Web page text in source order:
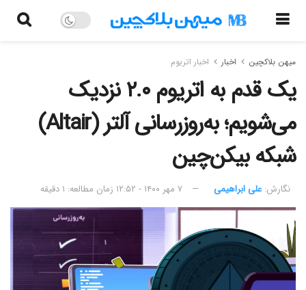
میهن بلاکچین اخبار اخبار اتریوم
یک قدم به اتریوم ۲.۰ نزدیک
می‌شویم؛ به‌روزرسانی آلتر (Altair)
شبکه بیکن‌چین
نگارش:‌ علی ابراهیمی ۷ مهر ۱۴۰۰ - ۱۲:۵۲ زمان مطالعه: ۱ دقیقه